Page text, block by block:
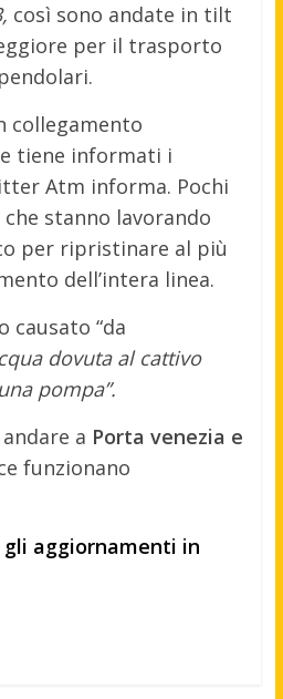
così sono andate in tilt
per il trasporto
collegamento
tiene informati i
Atm informa. Pochi
stanno lavorando
per ripristinare al più
dell’intera linea.
causato “da
dovuta al cattivo
pompa”.
a Porta venezia e
funzionano
aggiornamenti in